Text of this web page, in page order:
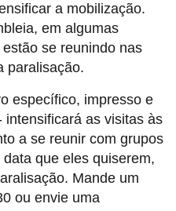
a mobilização.
em algumas
se reunindo nas
paralisação.
específico, impresso e
intensificará as visitas às
a se reunir com grupos
que eles quiserem,
Mande um
ou envie uma